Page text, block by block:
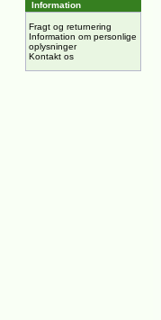
Information
Fragt og returnering
Information om personlige
oplysninger
Kontakt os